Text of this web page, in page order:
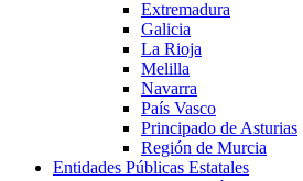
Extremadura
Galicia
La Rioja
Melilla
Navarra
País Vasco
Principado de Asturias
Región de Murcia
Entidades Públicas Estatales